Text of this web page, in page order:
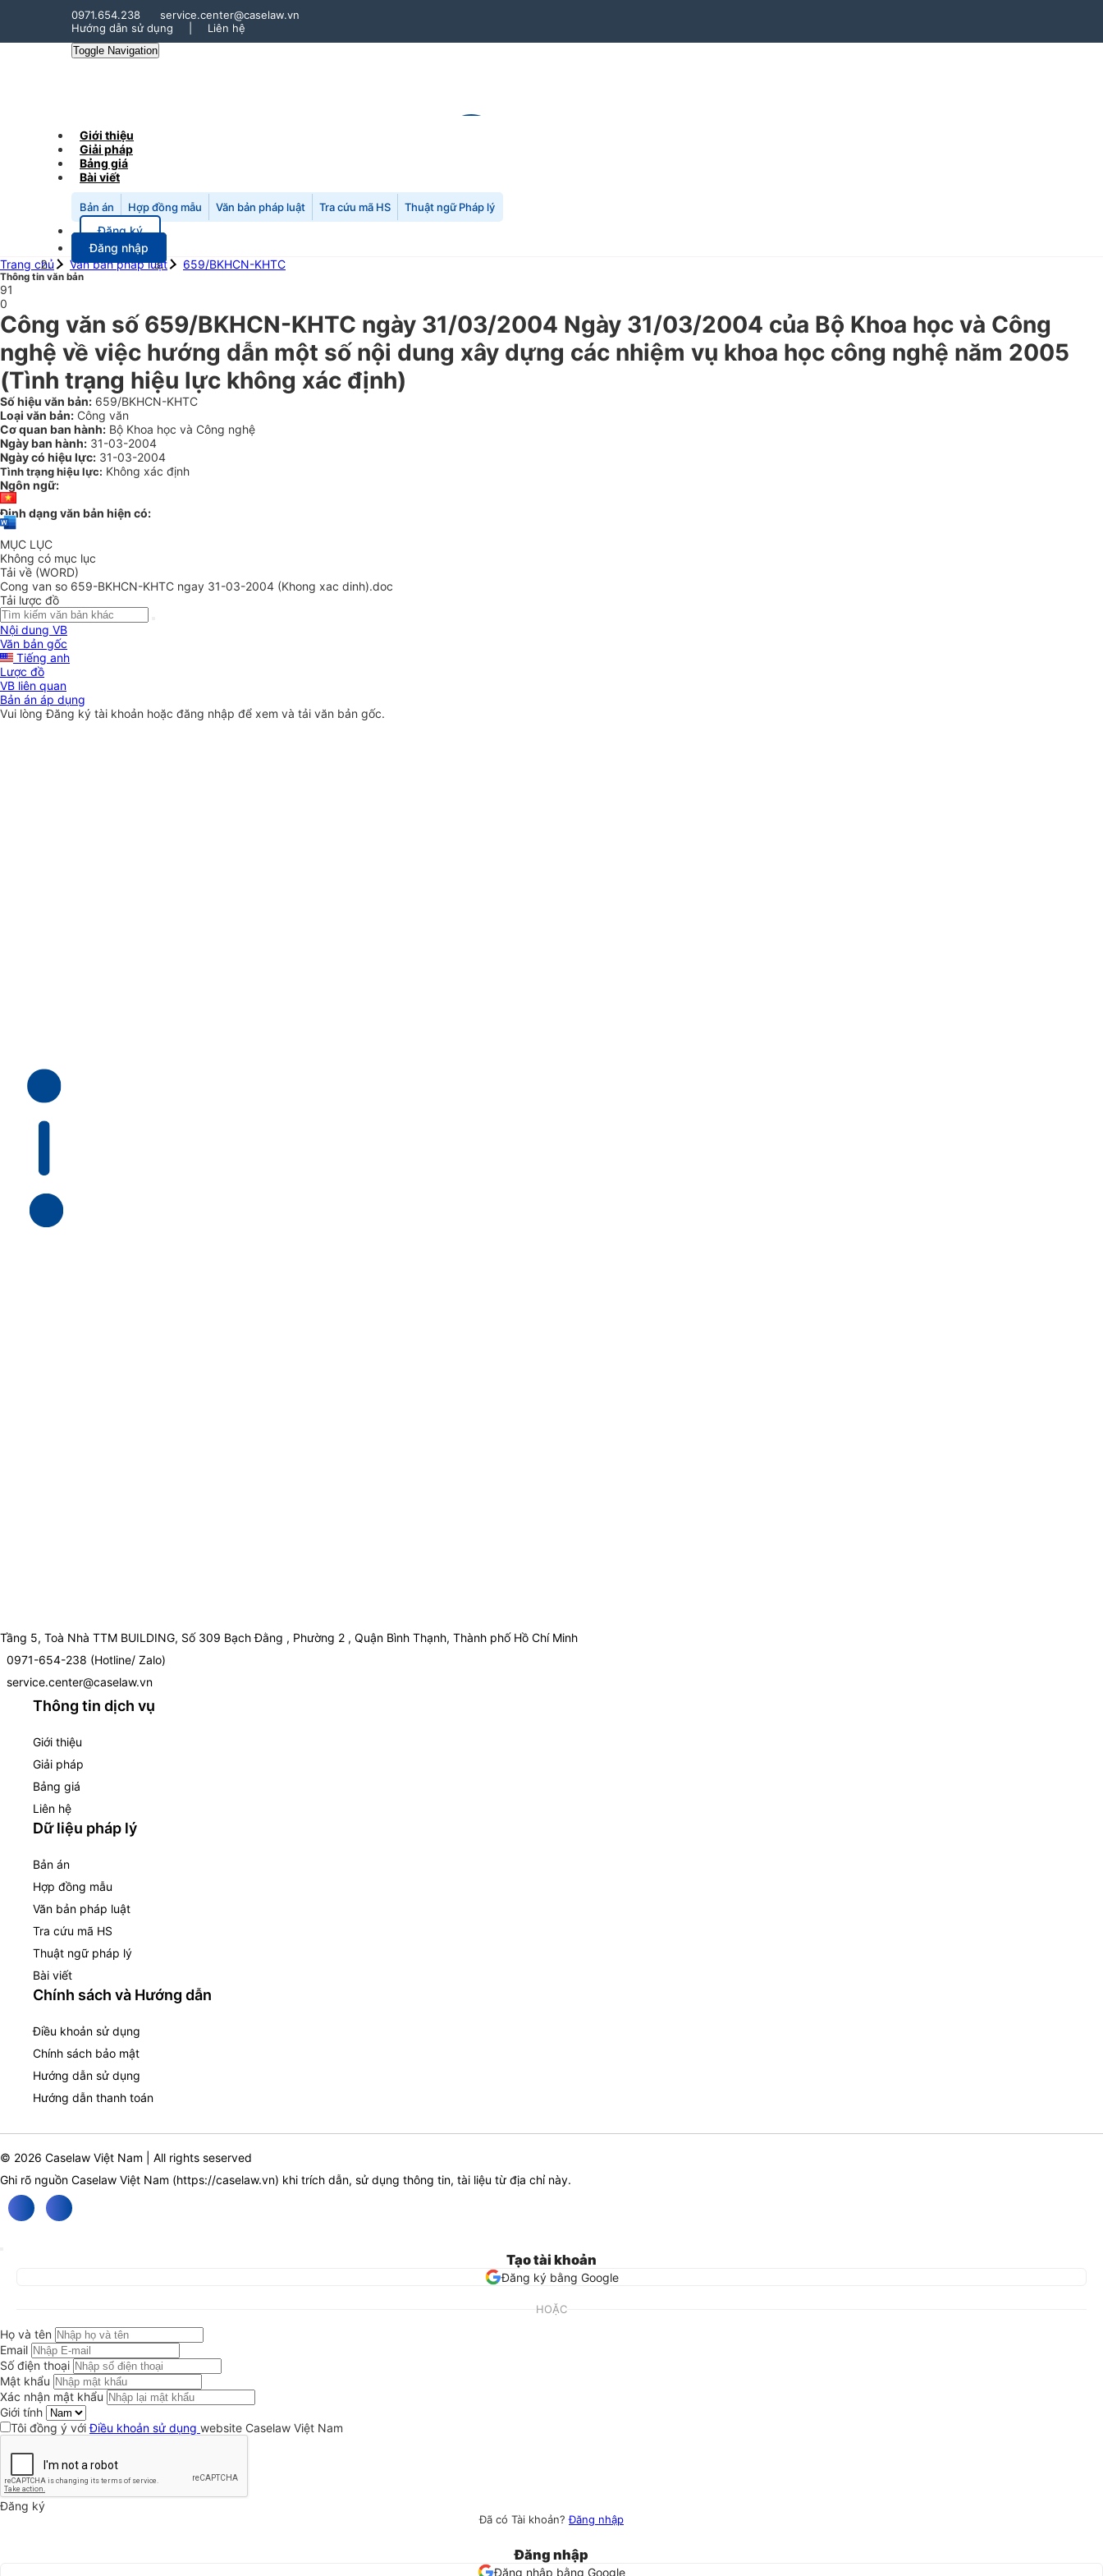
0971.654.238
service.center@caselaw.vn
Hướng dẫn sử dụng
Liên hệ
Toggle Navigation
Giới thiệu
Giải pháp
Bảng giá
Bài viết
Bản án Hợp đồng mẫu Văn bản pháp luật Tra cứu mã HS Thuật ngữ Pháp lý
Đăng ký
Đăng nhập
Trang chủ
Văn bản pháp luật 659/BKHCN-KHTC
Thông tin văn bản
91
0
Công văn số 659/BKHCN-KHTC ngày 31/03/2004 Ngày 31/03/2004 của Bộ Khoa học và Công
nghệ về việc hướng dẫn một số nội dung xây dựng các nhiệm vụ khoa học công nghệ năm 2005
(Tình trạng hiệu lực không xác định)
Số hiệu văn bản: 659/BKHCN-KHTC
Loại văn bản: Công văn
Cơ quan ban hành: Bộ Khoa học và Công nghệ
Ngày ban hành: 31-03-2004
Ngày có hiệu lực: 31-03-2004
Tình trạng hiệu lực: Không xác định
Ngôn ngữ:
Định dạng văn bản hiện có:
MỤC LỤC
Không có mục lục
Tải về (WORD)
Cong van so 659-BKHCN-KHTC ngay 31-03-2004 (Khong xac dinh).doc
Tải lược đồ
Nội dung VB
Văn bản gốc
Tiếng anh
Lược đồ
VB liên quan
Bản án áp dụng
Vui lòngĐăng ký tài khoản hoặc đăng nhập để xem và tải văn bản gốc.
Tầng 5, Toà Nhà TTM BUILDING, Số 309 Bạch Đằng , Phường 2 , Quận Bình Thạnh, Thành phố Hồ Chí Minh
0971-654-238 (Hotline/ Zalo)
service.center@caselaw.vn
Thông tin dịch vụ
Giới thiệu
Giải pháp
Bảng giá
Liên hệ
Dữ liệu pháp lý
Bản án
Hợp đồng mẫu
Văn bản pháp luật
Tra cứu mã HS
Thuật ngữ pháp lý
Bài viết
Chính sách và Hướng dẫn
Điều khoản sử dụng
Chính sách bảo mật
Hướng dẫn sử dụng
Hướng dẫn thanh toán
© 2026 Caselaw Việt Nam | All rights seserved
Ghi rõ nguồn Caselaw Việt Nam (https://caselaw.vn) khi trích dẫn, sử dụng thông tin, tài liệu từ địa chỉ này.
Tạo tài khoản
Đăng ký bằng Google
HOẶC
Họ và tên
Email
Số điện thoại
Mật khẩu
Xác nhận mật khẩu
Giới tính
Tôi đồng ý vớiĐiều khoản sử dụng website Caselaw Việt Nam
Đăng ký
Đã có Tài khoản?Đăng nhập
Đăng nhập
Đăng nhập bằng Google